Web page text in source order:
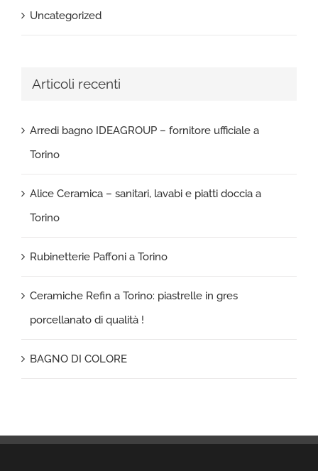
Uncategorized
Articoli recenti
Arredi bagno IDEAGROUP – fornitore ufficiale a
Torino
Alice Ceramica – sanitari, lavabi e piatti doccia a
Torino
Rubinetterie Paffoni a Torino
Ceramiche Refin a Torino: piastrelle in gres
porcellanato di qualità !
BAGNO DI COLORE